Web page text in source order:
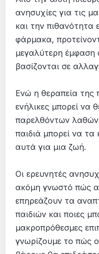
ανησυχίες για τις
και την
φάρμακα,
μεγαλύτερη έμφαση
βασίζονται σε
Ενώ η θεραπεία της
ενήλικες μπορεί να
παρελθόντων
παιδιά μπορεί να
αυτά για μια ζωή.
Οι ερευνητές
ακόμη γνωστό πώς
επηρεάζουν τα
παιδιών και ποιες
μακροπρόθεσμες
γνωρίζουμε το πώς